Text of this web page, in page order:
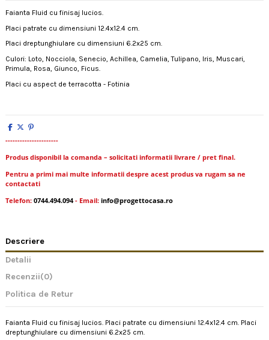
Faianta Fluid cu finisaj lucios.
Placi patrate cu dimensiuni 12.4x12.4 cm.
Placi dreptunghiulare cu dimensiuni 6.2x25 cm.
Culori: Loto, Nocciola, Senecio, Achillea, Camelia, Tulipano, Iris, Muscari,
Primula, Rosa, Giunco, Ficus.
Placi cu aspect de terracotta - Fotinia
----------------------
Produs disponibil la comanda – solicitati informatii livrare / pret final.
Pentru a primi mai multe informatii despre acest produs va rugam sa ne
contactati
Telefon: 0744.494.094- Email: info@progettocasa.ro
Descriere
Detalii
Recenzii(0)
Politica de Retur
Faianta Fluid cu finisaj lucios. Placi patrate cu dimensiuni 12.4x12.4 cm. Placi
dreptunghiulare cu dimensiuni 6.2x25 cm.